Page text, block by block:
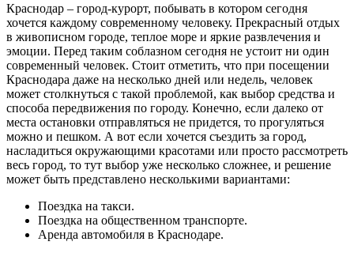
Краснодар – город-курорт, побывать в котором сегодня
хочется каждому современному человеку. Прекрасный отдых
в живописном городе, теплое море и яркие развлечения и
эмоции. Перед таким соблазном сегодня не устоит ни один
современный человек. Стоит отметить, что при посещении
Краснодара даже на несколько дней или недель, человек
может столкнуться с такой проблемой, как выбор средства и
способа передвижения по городу. Конечно, если далеко от
места остановки отправляться не придется, то прогуляться
можно и пешком. А вот если хочется съездить за город,
насладиться окружающими красотами или просто рассмотреть
весь город, то тут выбор уже несколько сложнее, и решение
может быть представлено несколькими вариантами:
Поездка на такси.
Поездка на общественном транспорте.
Аренда автомобиля в Краснодаре.